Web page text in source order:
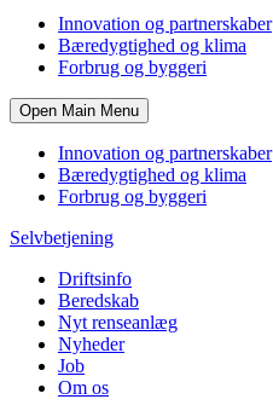
Innovation og partnerskaber
Bæredygtighed og klima
Forbrug og byggeri
Open Main Menu
Innovation og partnerskaber
Bæredygtighed og klima
Forbrug og byggeri
Selvbetjening
Driftsinfo
Beredskab
Nyt renseanlæg
Nyheder
Job
Om os